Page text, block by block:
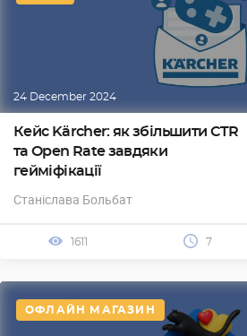
24 December 2024
Кейс Kärcher: як збільшити CTR
та Open Rate завдяки
гейміфікації
Станіслава Больбат
1611 7
ОФЛАЙН МАГАЗИН